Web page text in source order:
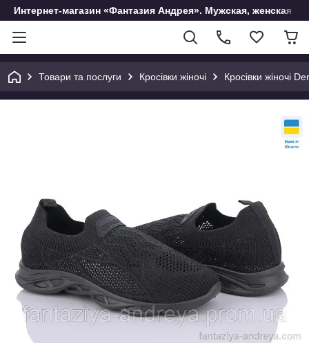
Интернет-магазин «Фантазия Андрея». Мужская, женская и
Товари та послуги Кросівки жіночі Кросівки жіночі